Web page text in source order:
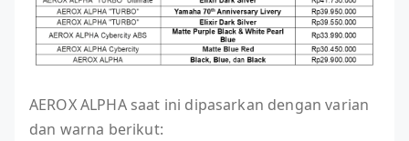
AEROX ALPHA saat ini dipasarkan dengan varian
dan warna berikut: